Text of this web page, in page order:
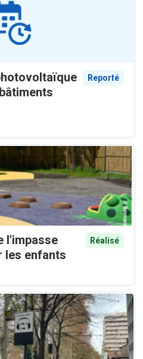
Reporté
l'impasse
les enfants
Réalisé